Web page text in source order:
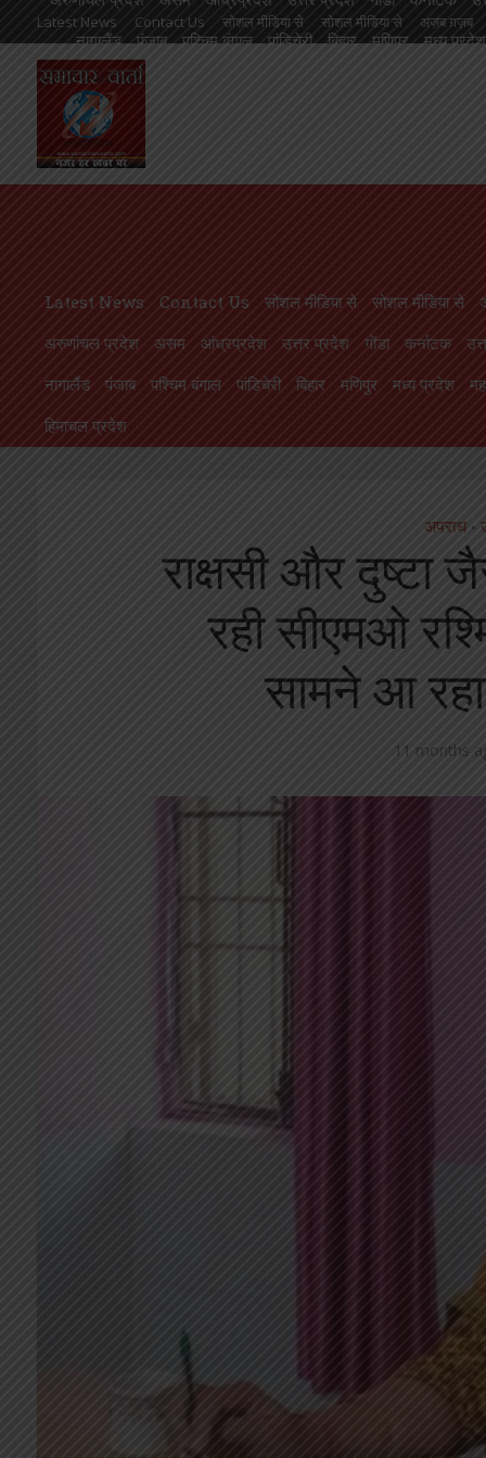
नागालैंड
पंजाब पश्चिम बंगाल पांडिचेरी बिहार मणिपुर मध्य प्रदेश
Latest News Contact Us सोशल मीडिया से सोशल मीडिया से अज़ब ग़ज़ब
आंध्रप्रदेश उत्तर प्रदेश
मणिपुर मध्य प्रदेश
Latest News Contact Us सोशल मीडिया से सोशल मीडिया से
अरुणांचल प्रदेश
असम आंध्रप्रदेश उत्तर प्रदेश गोंडा कर्नाटक
नागालैंड
पंजाब पश्चिम बंगाल पांडिचेरी बिहार मणिपुर मध्य प्रदेश
हिमाचल प्रदेश
अपराध •
राक्षसी और दुष्टा
रही सीएमओ
सामने आ
11 months